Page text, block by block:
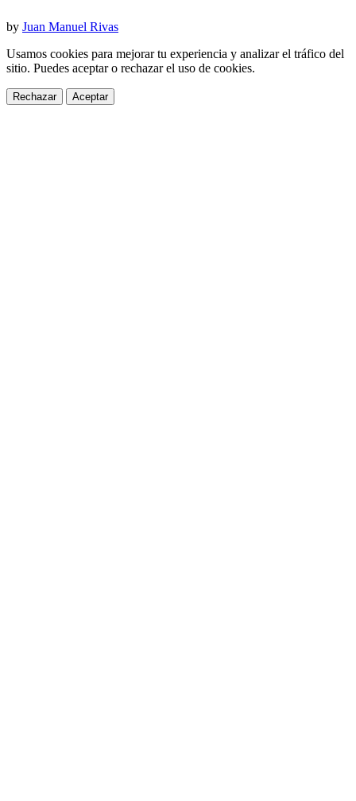
by Juan Manuel Rivas
Usamos cookies para mejorar tu experiencia y analizar el tráfico del
sitio. Puedes aceptar o rechazar el uso de cookies.
Rechazar Aceptar